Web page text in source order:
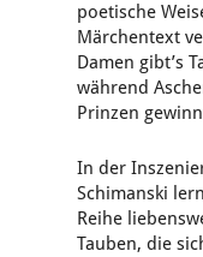
poetische
Märchentext
Damen gibt’s
während
Prinzen
In der
Schimanski
Reihe
Tauben, die